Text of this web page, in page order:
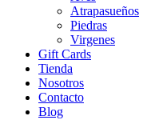
Atrapasueños
Piedras
Virgenes
Gift Cards
Tienda
Nosotros
Contacto
Blog